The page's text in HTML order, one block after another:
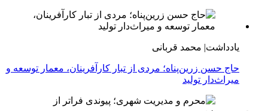
یادداشت| محمد قربانی
حاج حسن زرین‌پناه؛ مردی از تبار کارآفرینان، معمار توسعه و
میراث‌دار تولید